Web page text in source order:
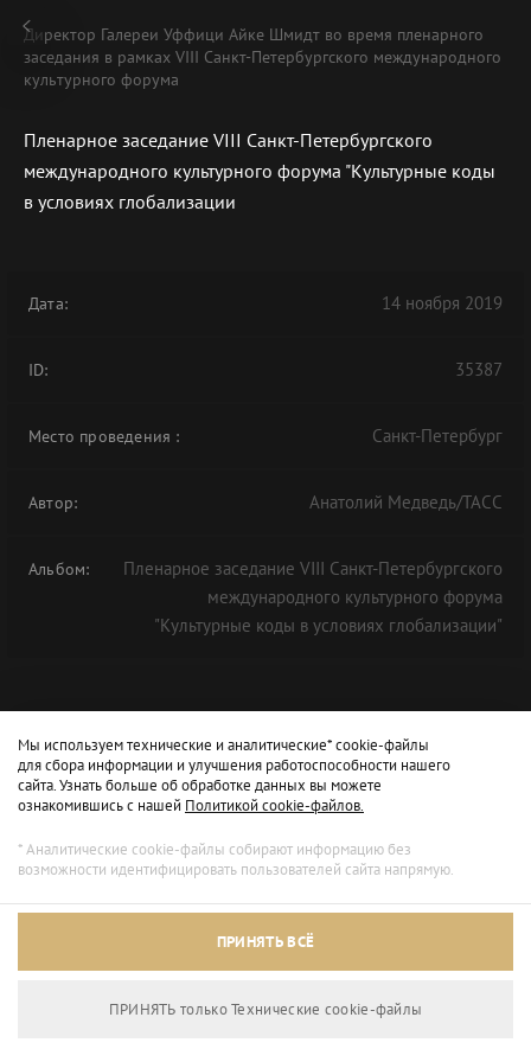
В АРХИВЕ
Архивный режим
Директор Галереи Уффици Айке Шмидт во время пленарного
заседания в рамках VIII Санкт-Петербургского международного
культурного форума
Пленарное заседание VIII Санкт-Петербургского
международного культурного форума "Культурные коды
в условиях глобализации
Дата: 14 ноября 2019
ID: 35387
Место проведения : Санкт-Петербург
Автор: Анатолий Медведь/ТАСС
Альбом:
Пленарное заседание VIII Санкт-Петербургского
международного культурного форума
"Культурные коды в условиях глобализации"
Мы используем технические и аналитические* cookie-файлы
для сбора информации и улучшения работоспособности нашего
сайта. Узнать больше об обработке данных вы можете
ознакомившись с нашей Политикой cookie-файлов.
* Аналитические cookie-файлы собирают информацию без
возможности идентифицировать пользователей сайта напрямую.
ПРИНЯТЬ ВСЁ
ПРИНЯТЬ только Технические сookie-файлы